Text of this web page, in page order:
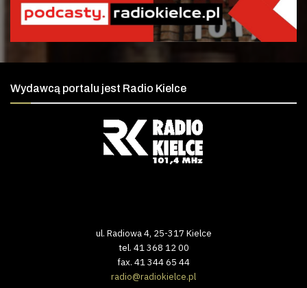
Wydawcą portalu jest Radio Kielce
ul. Radiowa 4, 25-317 Kielce
tel. 41 368 12 00
fax. 41 344 65 44
radio@radiokielce.pl